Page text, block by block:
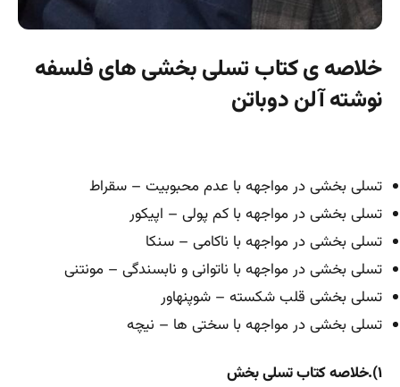
خلاصه ی کتاب تسلی بخشی های فلسفه
نوشته آلن دوباتن
تسلی بخشی در مواجهه با عدم محبوبیت – سقراط
تسلی بخشی در مواجهه با کم پولی – اپیکور
تسلی بخشی در مواجهه با ناکامی – سنکا
تسلی بخشی در مواجهه با ناتوانی و نابسندگی – مونتنی
تسلی بخشی قلب شکسته – شوپنهاور
تسلی بخشی در مواجهه با سختی ها – نیچه
۱).خلاصه کتاب تسلی بخش